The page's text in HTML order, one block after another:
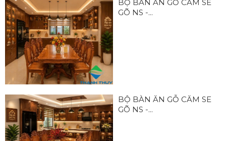
BỘ BÀN ĂN GỖ CĂM SE
GÕ NS -...
BỘ BÀN ĂN GỖ CĂM SE
GÕ NS -...